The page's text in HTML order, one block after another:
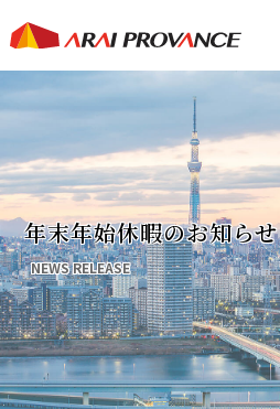
年末年始休暇のお知らせ
NEWS RELEASE